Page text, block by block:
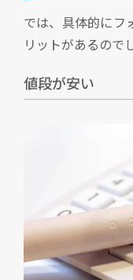
では、具体的にフ
リットがあるので
値段が安い